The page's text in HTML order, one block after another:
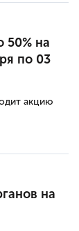
50% на
по 03
акцию
на